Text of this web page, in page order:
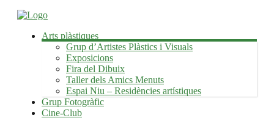
Arts plàstiques
Grup d’Artistes Plàstics i Visuals
Exposicions
Fira del Dibuix
Taller dels Amics Menuts
Espai Niu – Residències artístiques
Grup Fotogràfic
Cine-Club